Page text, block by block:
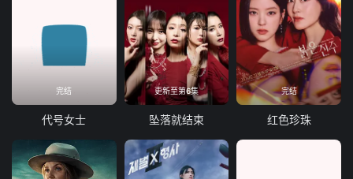
完结
代号女士
更新至第6集
坠落就结束
完结
红色珍珠